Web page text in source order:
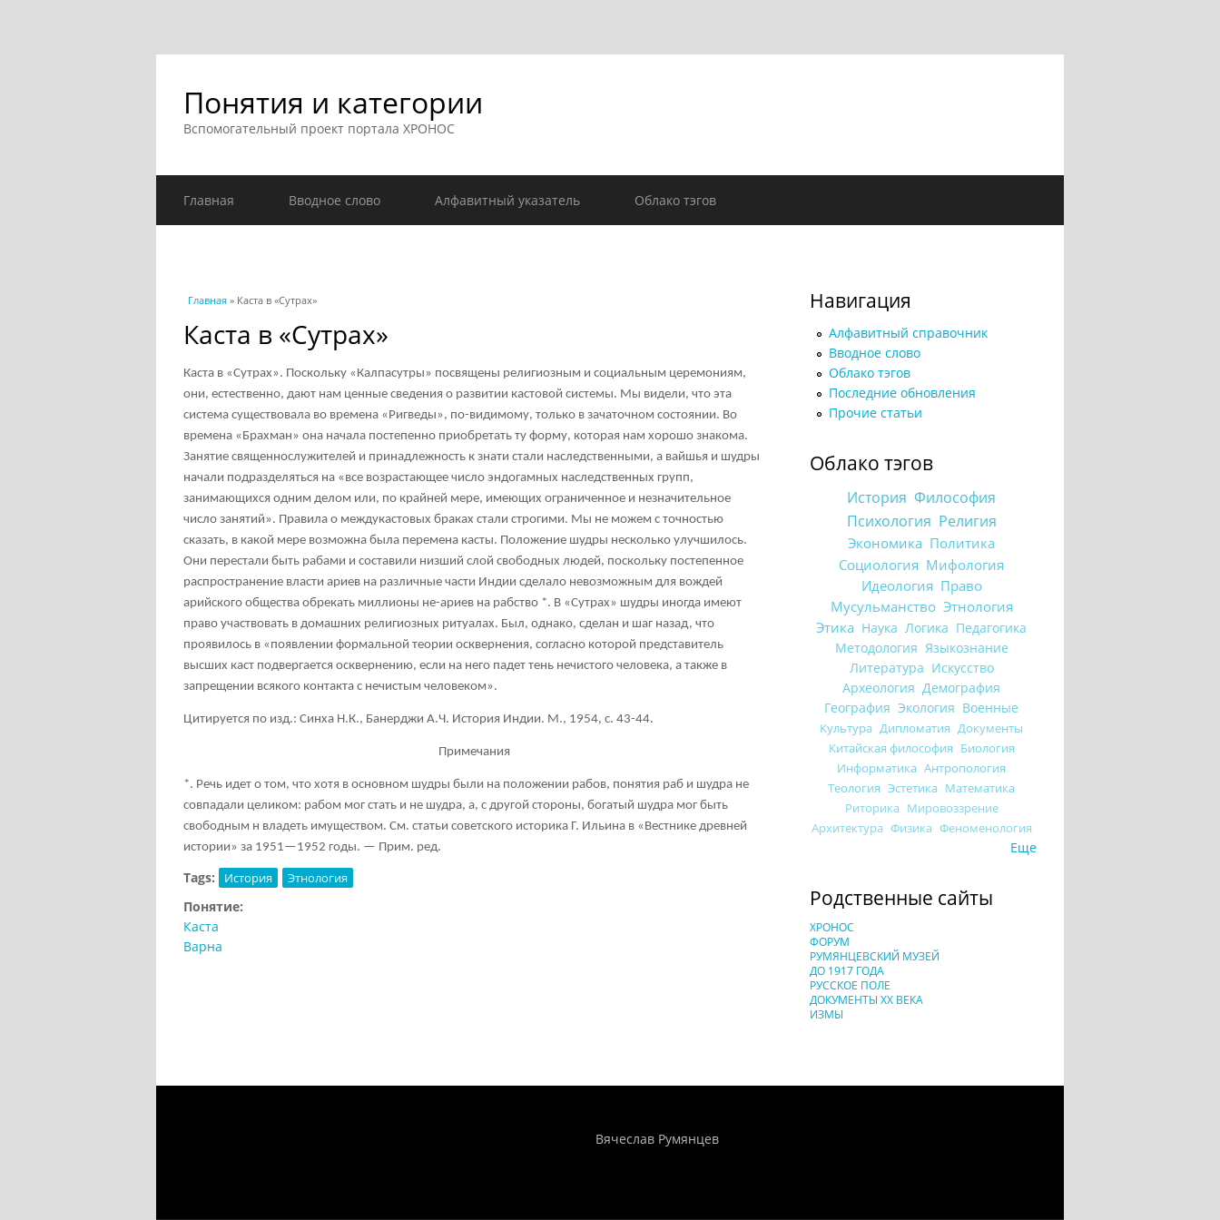
Понятия и категории
Вспомогательный проект портала ХРОНОС
Главная Вводное слово Алфавитный указатель Облако тэгов
Вы здесь
Главная » Каста в «Сутрах»
Каста в «Сутрах»
Каста в «Сутрах». Поскольку «Калпасутры» посвящены религиозным и социальным церемониям,
они, естественно, дают нам ценные сведения о развитии кастовой системы. Мы видели, что эта
система существовала во времена «Ригведы», по-видимому, только в зачаточном состоянии. Во
времена «Брахман» она начала постепенно приобретать ту форму, которая нам хорошо знакома.
Занятие священнослужителей и принадлежность к знати стали наследственными, а вайшья и шудры
начали подразделяться на «все возрастающее число эндогамных наследственных групп,
занимающихся одним делом или, по крайней мере, имеющих ограниченное и незначительное
число занятий». Правила о междукастовых браках стали строгими. Мы не можем с точностью
сказать, в какой мере возможна была перемена касты. Положение шудры несколько улучшилось.
Они перестали быть рабами и составили низший слой свободных людей, поскольку постепенное
распространение власти ариев на различные части Индии сделало невозможным для вождей
арийского общества обрекать миллионы не-ариев на рабство *. В «Сутрах» шудры иногда имеют
право участвовать в домашних религиозных ритуалах. Был, однако, сделан и шаг назад, что
проявилось в «появлении формальной теории осквернения, согласно которой представитель
высших каст подвергается осквернению, если на него падет тень нечистого человека, а также в
запрещении всякого контакта с нечистым человеком».
Цитируется по изд.: Синха Н.К., Банерджи А.Ч. История Индии. М., 1954, с. 43-44.
Примечания
*. Речь идет о том, что хотя в основном шудры были на положении рабов, понятия раб и шудра не
совпадали целиком: рабом мог стать и не шудра, а, с другой стороны, богатый шудра мог быть
свободным н владеть имуществом. См. статьи советского историка Г. Ильина в «Вестнике древней
истории» за 1951—1952 годы. — Прим. ред.
Tags: История Этнология
Понятие:
Каста
Варна
Навигация
Алфавитный справочник
Вводное слово
Облако тэгов
Последние обновления
Прочие статьи
Облако тэгов
История Философия
Психология Религия
Экономика Политика
Социология Мифология
Идеология Право
Мусульманство Этнология
Этика Наука Логика Педагогика
Методология Языкознание
Литература Искусство
Археология Демография
География Экология Военные
Культура Дипломатия Документы
Китайская философия Биология
Информатика Антропология
Теология Эстетика Математика
Риторика Мировоззрение
Архитектура Физика Феноменология
Еще
Родственные сайты
ХРОНОС
ФОРУМ
РУМЯНЦЕВСКИЙ МУЗЕЙ
ДО 1917 ГОДА
РУССКОЕ ПОЛЕ
ДОКУМЕНТЫ XX ВЕКА
ИЗМЫ
Вячеслав Румянцев